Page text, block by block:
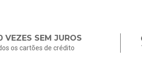
VEZES SEM JUROS
os cartões de crédito